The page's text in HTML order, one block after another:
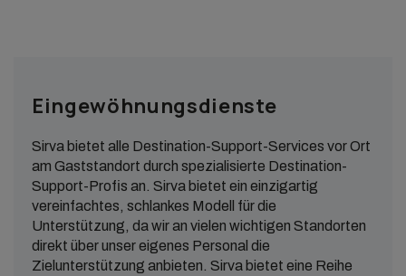
Eingewöhnungsdienste
Sirva bietet alle Destination-Support-Services vor Ort
am Gaststandort durch spezialisierte Destination-
Support-Profis an. Sirva bietet ein einzigartig
vereinfachtes, schlankes Modell für die
Unterstützung, da wir an vielen wichtigen Standorten
direkt über unser eigenes Personal die
Zielunterstützung anbieten. Sirva bietet eine Reihe